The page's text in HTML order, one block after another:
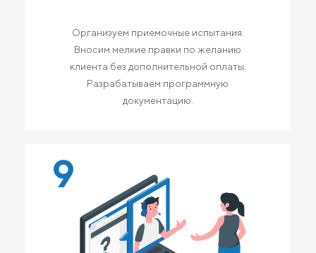
Организуем приемочные испытания.
Вносим мелкие правки по желанию
клиента без дополнительной оплаты.
Разрабатываем программную
документацию.
9